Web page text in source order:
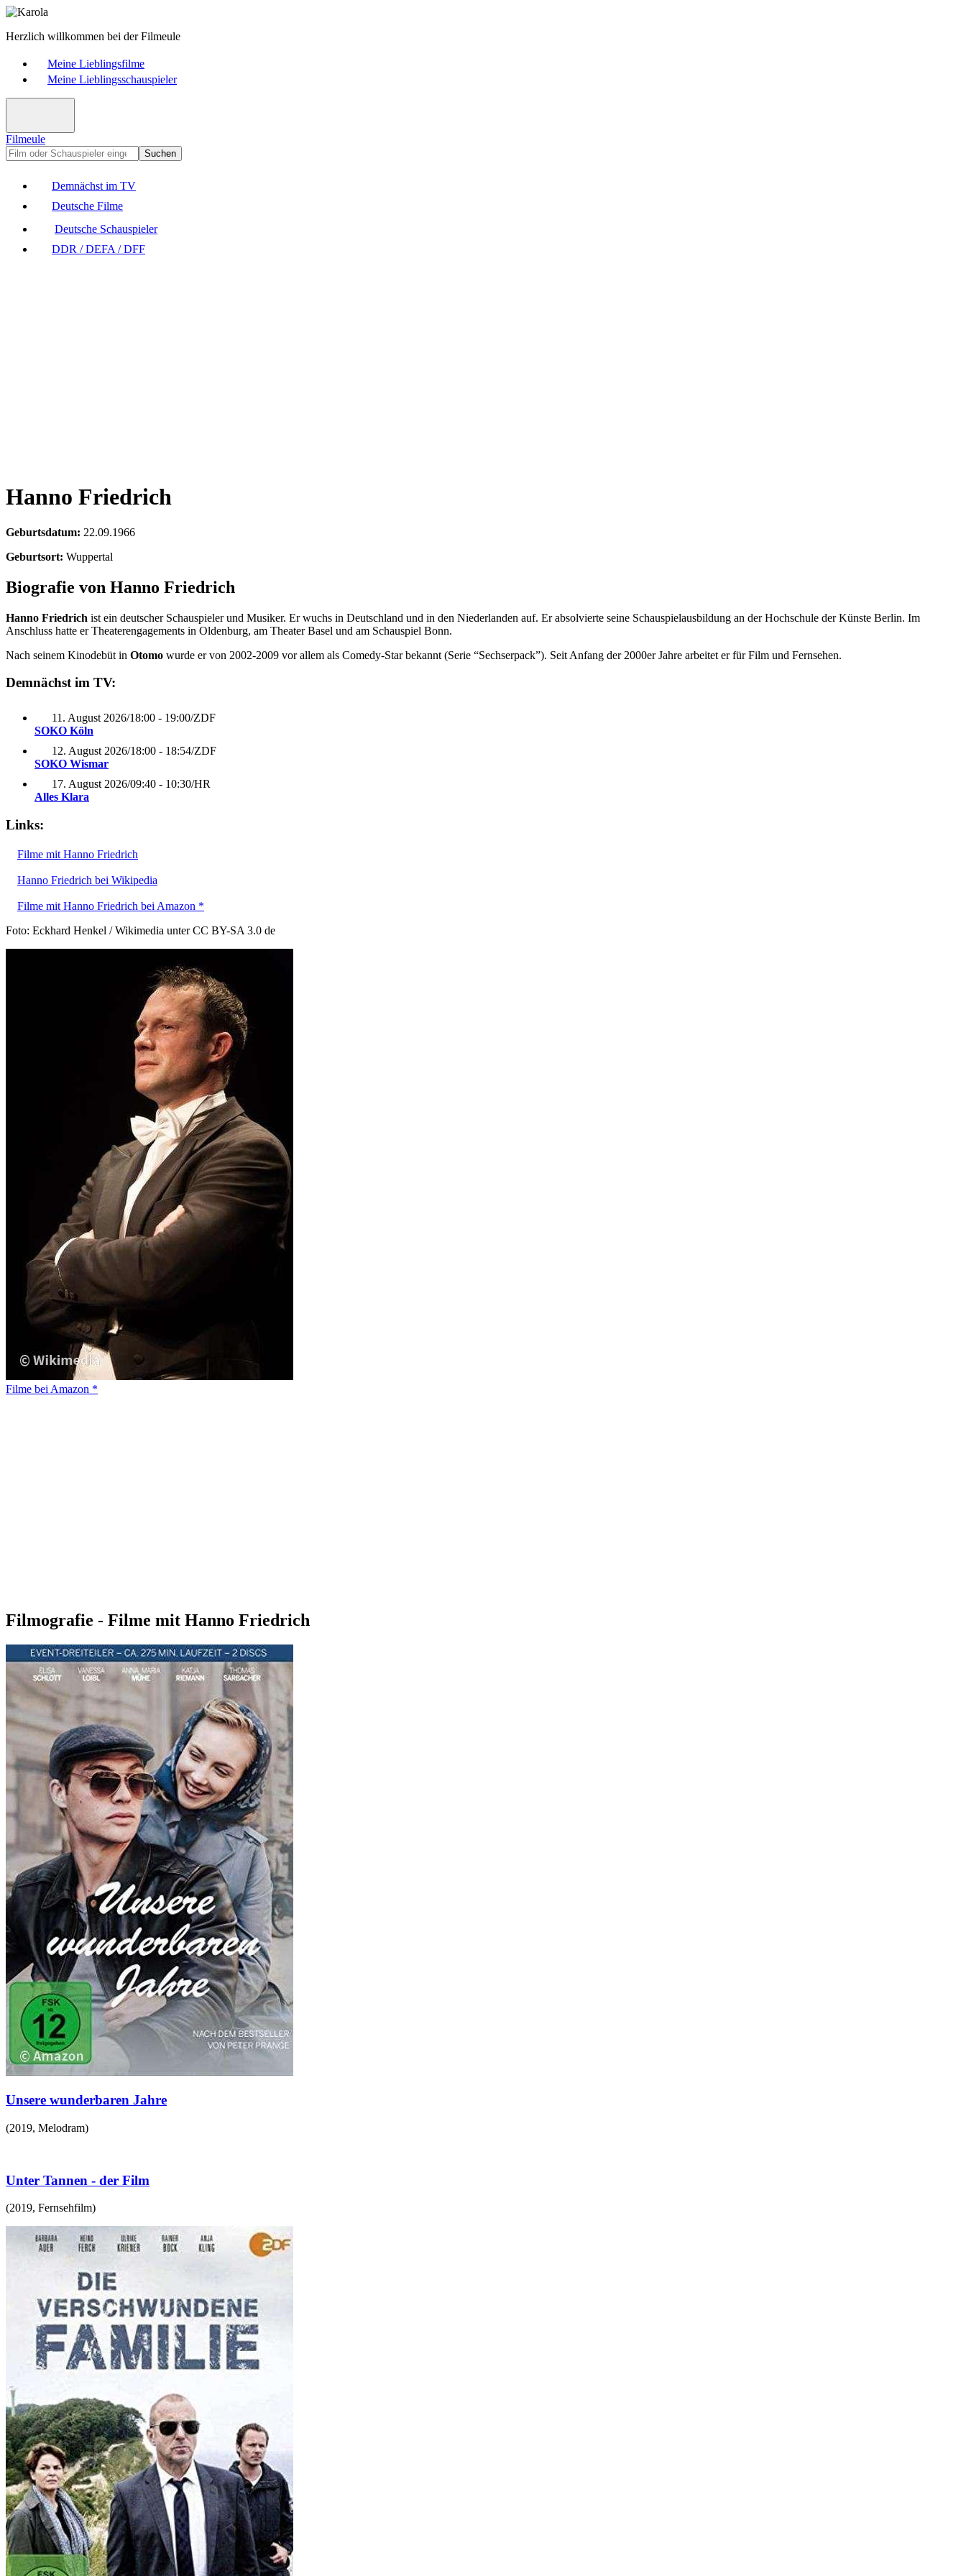
Herzlich willkommen bei der Filmeule
Meine Lieblingsfilme
Meine Lieblingsschauspieler
Filmeule
Suchen
Demnächst im TV
Deutsche Filme
Deutsche Schauspieler
DDR / DEFA / DFF
Hanno Friedrich
Geburtsdatum: 22.09.1966
Geburtsort: Wuppertal
Biografie von Hanno Friedrich
Hanno Friedrich ist ein deutscher Schauspieler und Musiker. Er wuchs in Deutschland und in den Niederlanden auf. Er absolvierte seine Schauspielausbildung an der Hochschule der Künste Berlin. Im
Anschluss hatte er Theaterengagements in Oldenburg, am Theater Basel und am Schauspiel Bonn.
Nach seinem Kinodebüt in Otomo wurde er von 2002-2009 vor allem als Comedy-Star bekannt (Serie “Sechserpack”). Seit Anfang der 2000er Jahre arbeitet er für Film und Fernsehen.
Demnächst im TV:
11. August 2026/18:00 - 19:00/ZDF
SOKO Köln
12. August 2026/18:00 - 18:54/ZDF
SOKO Wismar
17. August 2026/09:40 - 10:30/HR
Alles Klara
Links:
Filme mit Hanno Friedrich
Hanno Friedrich bei Wikipedia
Filme mit Hanno Friedrich bei Amazon *
Foto: Eckhard Henkel / Wikimedia unter CC BY-SA 3.0 de
Filme bei Amazon *
Filmografie - Filme mit Hanno Friedrich
Unsere wunderbaren Jahre
(2019, Melodram)
Unter Tannen - der Film
(2019, Fernsehfilm)